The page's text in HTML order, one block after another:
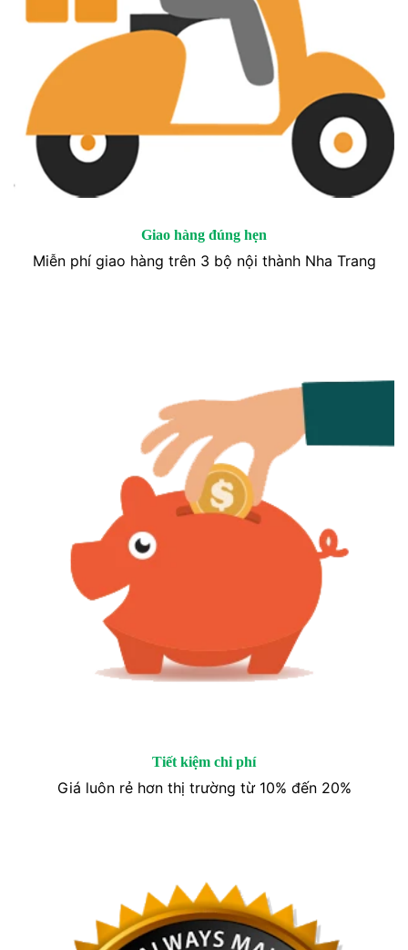
Giao hàng đúng hẹn
Miễn phí giao hàng trên 3 bộ nội thành Nha Trang
Tiết kiệm chi phí
Giá luôn rẻ hơn thị trường từ 10% đến 20%